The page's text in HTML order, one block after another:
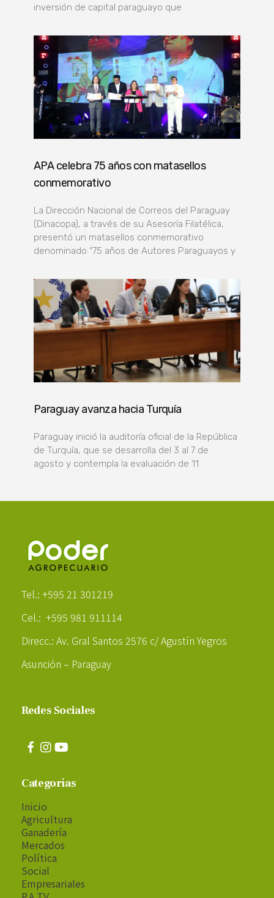
inversión de capital paraguayo que
APA celebra 75 años con matasellos
conmemorativo
La Dirección Nacional de Correos del Paraguay
(Dinacopa), a través de su Asesoría Filatélica,
presentó un matasellos conmemorativo
denominado “75 años de Autores Paraguayos y
Paraguay avanza hacia Turquía
Paraguay inició la auditoría oficial de la República
de Turquía, que se desarrolla del 3 al 7 de
agosto y contempla la evaluación de 11
Tel.: +595 21 301219
Cel.: +595 981 911114
Direcc.: Av. Gral Santos 2576 c/ Agustín Yegros
Asunción – Paraguay
Redes Sociales
Categorías
Inicio
Agricultura
Ganadería
Mercados
Política
Social
Empresariales